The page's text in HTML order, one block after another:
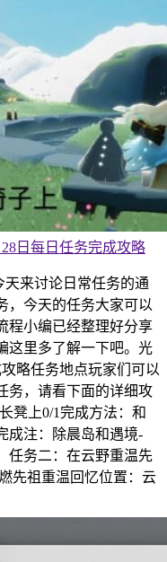
日每日任务完成攻略
天来讨论日常任务的通
，今天的任务大家可以
程小编已经整理好分享
这里多了解一下吧。光
略任务地点玩家们可以
务，请看下面的详细攻
凳上0/1完成方法：和
成注：除晨岛和遇境-
任务二：在云野重温先
先祖重温回忆位置：云